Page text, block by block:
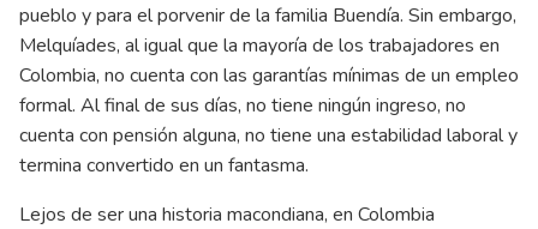
pueblo y para el porvenir de la familia Buendía. Sin embargo,
Melquíades, al igual que la mayoría de los trabajadores en
Colombia, no cuenta con las garantías mínimas de un empleo
formal. Al final de sus días, no tiene ningún ingreso, no
cuenta con pensión alguna, no tiene una estabilidad laboral y
termina convertido en un fantasma.
Lejos de ser una historia macondiana, en Colombia